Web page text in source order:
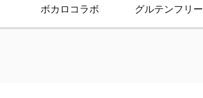
ボカロコラボ グルテンフリー